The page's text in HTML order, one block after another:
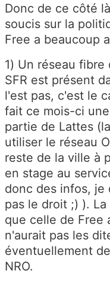
Donc de ce côté
soucis sur la
Free a beaucoup
1) Un réseau
SFR est présent
l'est pas, c'est le
fait ce mois-ci
partie de Lattes
utiliser le réseau
reste de la ville à
en stage au
donc des infos, je
pas le droit ;) ).
que celle de Free
n'aurait pas les
éventuellement
NRO.